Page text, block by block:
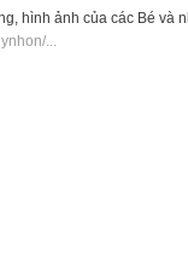
hình ảnh của các Bé và
...